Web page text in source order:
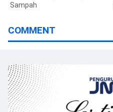
Sampah
COMMENT